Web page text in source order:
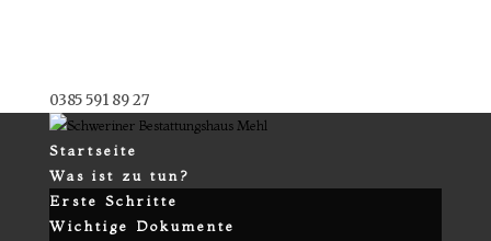
0385 591 89 27
Startseite
Was ist zu tun?
Erste Schritte
Wichtige Dokumente